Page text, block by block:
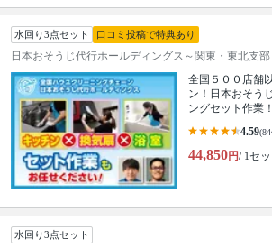
水回り3点セット 口コミ投稿で特典あり
日本おそうじ代行ホールディングス～関東・東北支部
全国５００店舗
ン！日本おそう
ングセット作業！
4.59
44,850円/ 1セッ
水回り3点セット